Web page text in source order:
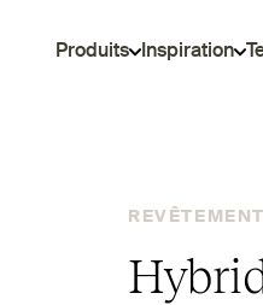
Produits Inspiration